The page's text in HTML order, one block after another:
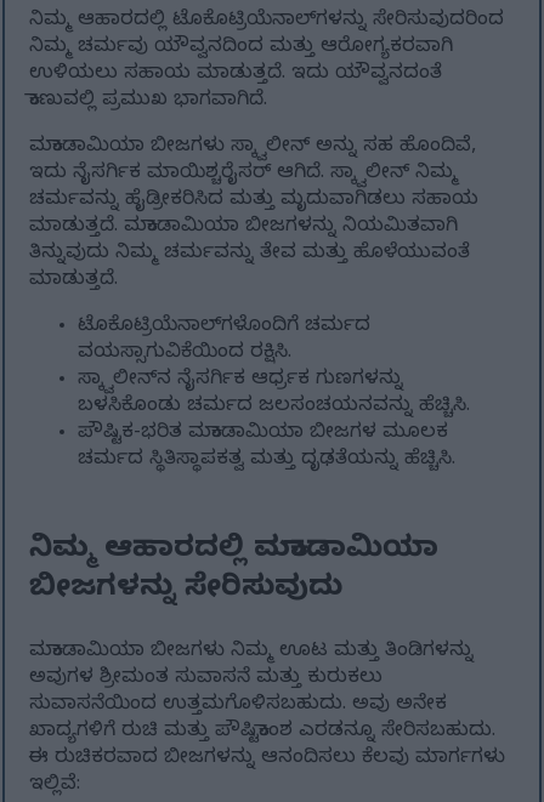
ನಿಮ್ಮ ಆಹಾರದಲ್ಲಿ ಟೊಕೊಟ್ರಿಯೆನಾಲ್‌ಗಳನ್ನು ಸೇರಿಸುವುದರಿಂದ
ನಿಮ್ಮ ಚರ್ಮವು ಯೌವ್ವನದಿಂದ ಮತ್ತು ಆರೋಗ್ಯಕರವಾಗಿ
ಉಳಿಯಲು ಸಹಾಯ ಮಾಡುತ್ತದೆ. ಇದು ಯೌವ್ವನದಂತೆ
ಕಾಣುವಲ್ಲಿ ಪ್ರಮುಖ ಭಾಗವಾಗಿದೆ.
ಮಕಾಡಾಮಿಯಾ ಬೀಜಗಳು ಸ್ಕ್ವಾಲೀನ್ ಅನ್ನು ಸಹ ಹೊಂದಿವೆ,
ಇದು ನೈಸರ್ಗಿಕ ಮಾಯಿಶ್ಚರೈಸರ್ ಆಗಿದೆ. ಸ್ಕ್ವಾಲೀನ್ ನಿಮ್ಮ
ಚರ್ಮವನ್ನು ಹೈಡ್ರೀಕರಿಸಿದ ಮತ್ತು ಮೃದುವಾಗಿಡಲು ಸಹಾಯ
ಮಾಡುತ್ತದೆ. ಮಕಾಡಾಮಿಯಾ ಬೀಜಗಳನ್ನು ನಿಯಮಿತವಾಗಿ
ತಿನ್ನುವುದು ನಿಮ್ಮ ಚರ್ಮವನ್ನು ತೇವ ಮತ್ತು ಹೊಳೆಯುವಂತೆ
ಮಾಡುತ್ತದೆ.
ಟೊಕೊಟ್ರಿಯೆನಾಲ್‌ಗಳೊಂದಿಗೆ ಚರ್ಮದ
ವಯಸ್ಸಾಗುವಿಕೆಯಿಂದ ರಕ್ಷಿಸಿ.
ಸ್ಕ್ವಾಲೀನ್‌ನ ನೈಸರ್ಗಿಕ ಆರ್ಧ್ರಕ ಗುಣಗಳನ್ನು
ಬಳಸಿಕೊಂಡು ಚರ್ಮದ ಜಲಸಂಚಯನವನ್ನು ಹೆಚ್ಚಿಸಿ.
ಪೌಷ್ಟಿಕ-ಭರಿತ ಮಕಾಡಾಮಿಯಾ ಬೀಜಗಳ ಮೂಲಕ
ಚರ್ಮದ ಸ್ಥಿತಿಸ್ಥಾಪಕತ್ವ ಮತ್ತು ದೃಢತೆಯನ್ನು ಹೆಚ್ಚಿಸಿ.
ನಿಮ್ಮ ಆಹಾರದಲ್ಲಿ ಮಕಾಡಾಮಿಯಾ
ಬೀಜಗಳನ್ನು ಸೇರಿಸುವುದು
ಮಕಾಡಾಮಿಯಾ ಬೀಜಗಳು ನಿಮ್ಮ ಊಟ ಮತ್ತು ತಿಂಡಿಗಳನ್ನು
ಅವುಗಳ ಶ್ರೀಮಂತ ಸುವಾಸನೆ ಮತ್ತು ಕುರುಕಲು
ಸುವಾಸನೆಯಿಂದ ಉತ್ತಮಗೊಳಿಸಬಹುದು. ಅವು ಅನೇಕ
ಖಾದ್ಯಗಳಿಗೆ ರುಚಿ ಮತ್ತು ಪೌಷ್ಟಿಕಾಂಶ ಎರಡನ್ನೂ ಸೇರಿಸಬಹುದು.
ಈ ರುಚಿಕರವಾದ ಬೀಜಗಳನ್ನು ಆನಂದಿಸಲು ಕೆಲವು ಮಾರ್ಗಗಳು
ಇಲ್ಲಿವೆ: